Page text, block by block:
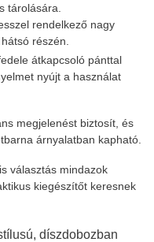
tárolására.
rendelkező nagy
részén.
átkapcsoló pánttal
nyújt a használat
megjelenést biztosít, és
árnyalatban kapható.
választás mindazok
kiegészítőt keresnek
díszdobozban